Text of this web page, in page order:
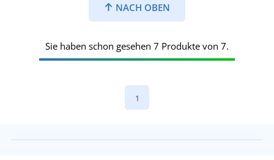
NACH OBEN
Sie haben schon gesehen 7 Produkte von 7.
1